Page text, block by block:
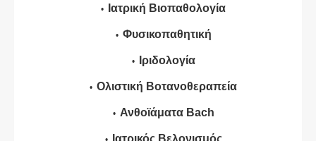
Ιατρική Βιοπαθολογία
Φυσικοπαθητική
Ιριδολογία
Ολιστική Βοτανοθεραπεία
Ανθοϊάματα Bach
Ιατρικός Βελονισμός